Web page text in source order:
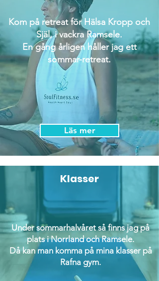
Kom på retreat för Hälsa Kropp och
Själ, i vackra Ramsele.
En gång årligen håller jag ett
sommar-retreat.
Läs mer
Klasser
Under sommarhalvåret så finns jag på
plats i Norrland och Ramsele.
Då kan man komma på mina klasser på
Rafna gym.